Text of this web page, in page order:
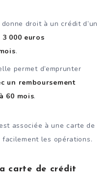
droit à un crédit d’un
3 000 euros
.
permet d’emprunter
un remboursement
60 mois.
associée à une carte de
les opérations.
carte de crédit